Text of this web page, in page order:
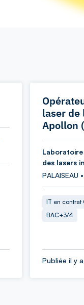
laser
Apollon
des lasers
PALAISEAU
IT en contrat
BAC+3/4
Publiée il y